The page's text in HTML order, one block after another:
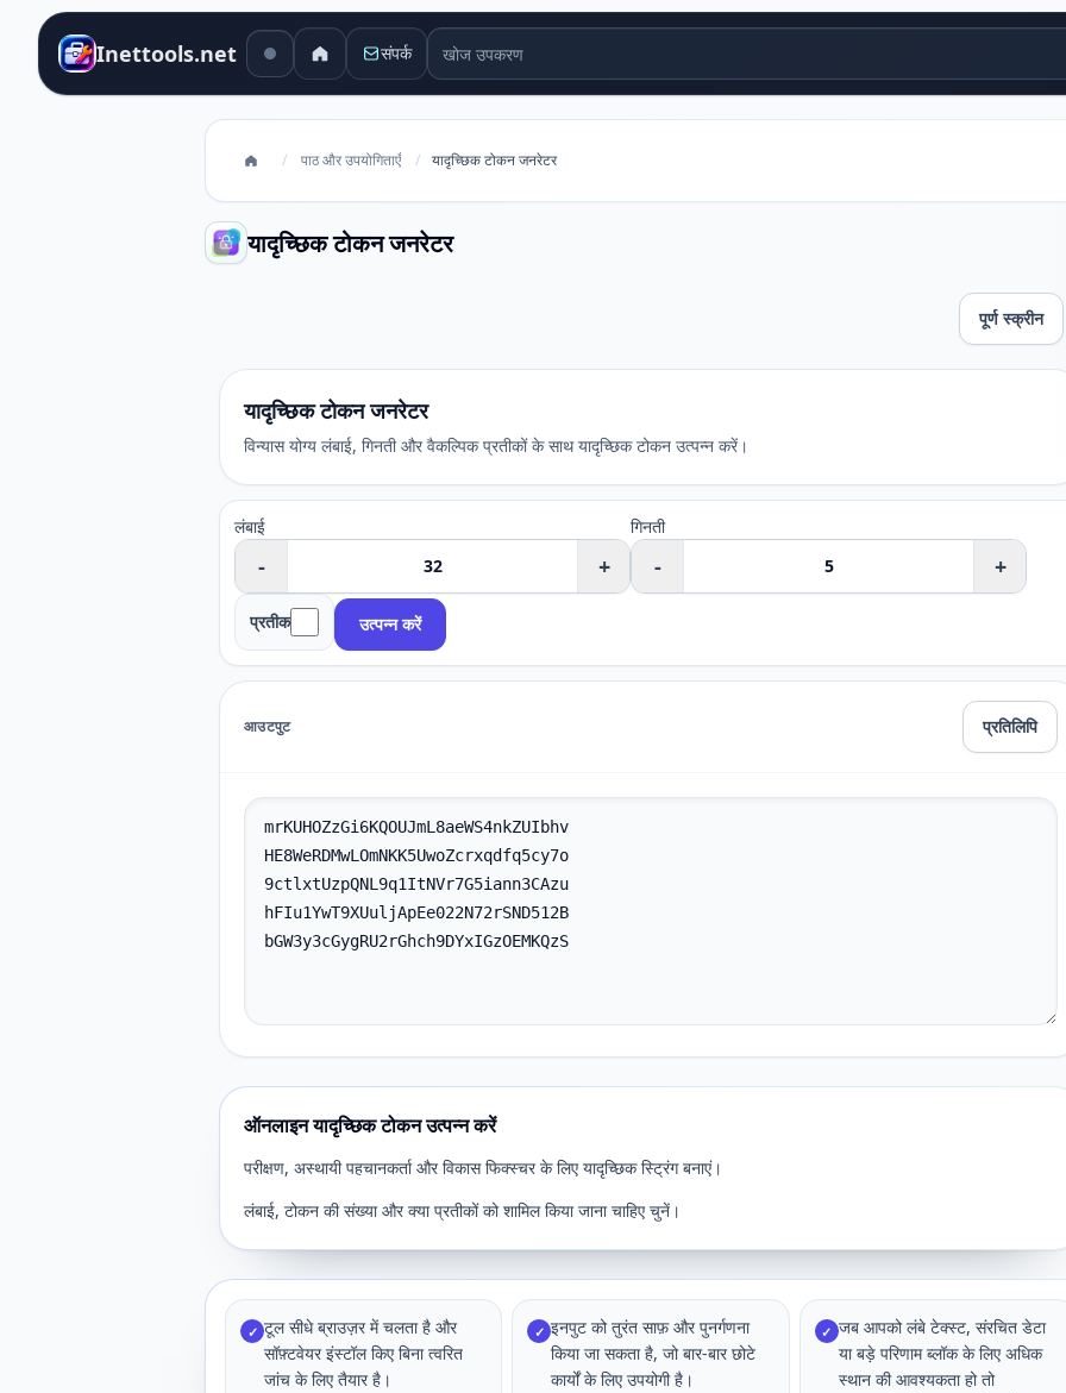
Inettools.net संपर्क खोज उपकरण
/ पाठ और उपयोगिताएँ / यादृच्छिक टोकन जनरेटर
यादृच्छिक टोकन जनरेटर
पूर्ण स्क्रीन
यादृच्छिक टोकन जनरेटर
विन्यास योग्य लंबाई, गिनती और वैकल्पिक प्रतीकों के साथ यादृच्छिक टोकन उत्पन्न करें।
लंबाई
- +
गिनती
- +
प्रतीक उत्पन्न करें
आउटपुट प्रतिलिपि
ऑनलाइन यादृच्छिक टोकन उत्पन्न करें
परीक्षण, अस्थायी पहचानकर्ता और विकास फिक्स्चर के लिए यादृच्छिक स्ट्रिंग बनाएं।
लंबाई, टोकन की संख्या और क्या प्रतीकों को शामिल किया जाना चाहिए चुनें।
✓ टूल सीधे ब्राउज़र में चलता है और
सॉफ़्टवेयर इंस्टॉल किए बिना त्वरित
जांच के लिए तैयार है।
✓ इनपुट को तुरंत साफ़ और पुनर्गणना
किया जा सकता है, जो बार-बार छोटे
कार्यों के लिए उपयोगी है।
✓ जब आपको लंबे टेक्स्ट, संरचित डेटा
या बड़े परिणाम ब्लॉक के लिए अधिक
स्थान की आवश्यकता हो तो